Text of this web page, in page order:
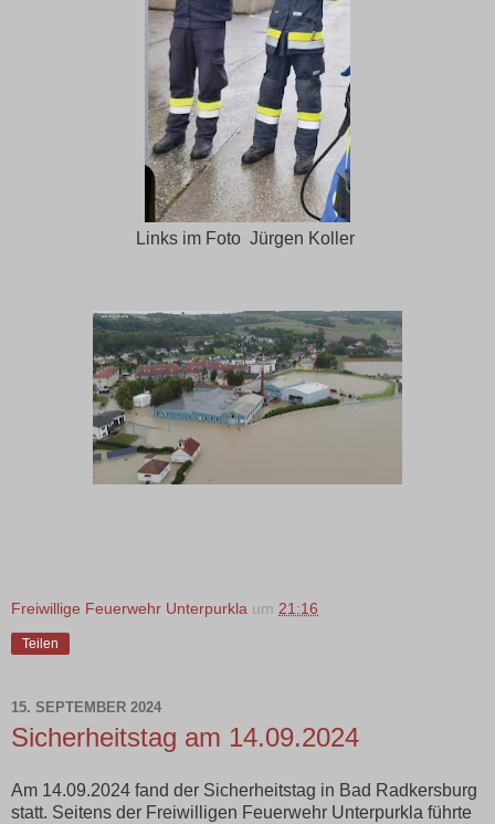
Links im Foto Jürgen Koller
Freiwillige Feuerwehr Unterpurkla um 21:16
Teilen
15. SEPTEMBER 2024
Sicherheitstag am 14.09.2024
Am 14.09.2024 fand der Sicherheitstag in Bad Radkersburg
statt. Seitens der Freiwilligen Feuerwehr Unterpurkla führte